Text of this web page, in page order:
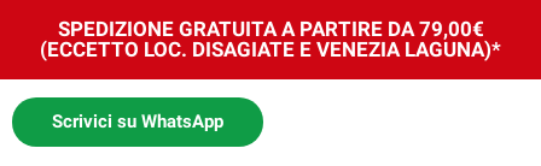
SPEDIZIONE GRATUITA A PARTIRE DA 79,00€
(ECCETTO LOC. DISAGIATE E VENEZIA LAGUNA)*
Scrivici su WhatsApp